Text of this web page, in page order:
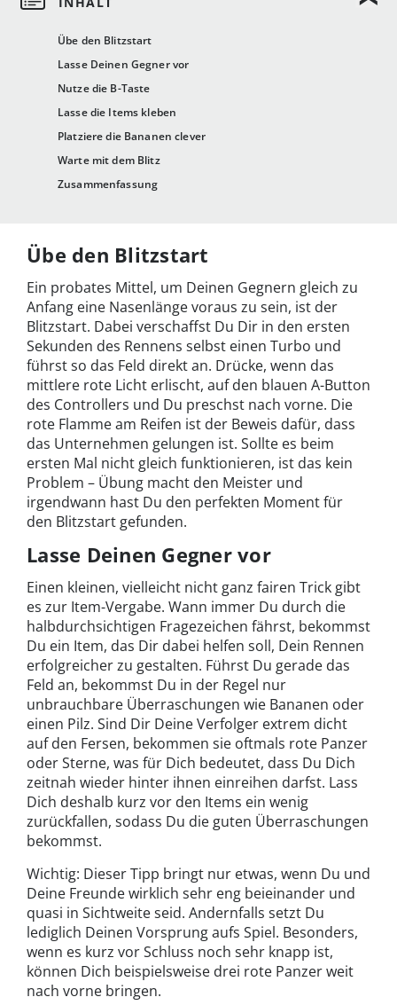
Übe den Blitzstart
Lasse Deinen Gegner vor
Nutze die B-Taste
Lasse die Items kleben
Platziere die Bananen clever
Warte mit dem Blitz
Zusammenfassung
Übe den Blitzstart
Ein probates Mittel, um Deinen Gegnern gleich zu
Anfang eine Nasenlänge voraus zu sein, ist der
Blitzstart. Dabei verschaffst Du Dir in den ersten
Sekunden des Rennens selbst einen Turbo und
führst so das Feld direkt an. Drücke, wenn das
mittlere rote Licht erlischt, auf den blauen A-Button
des Controllers und Du preschst nach vorne. Die
rote Flamme am Reifen ist der Beweis dafür, dass
das Unternehmen gelungen ist. Sollte es beim
ersten Mal nicht gleich funktionieren, ist das kein
Problem – Übung macht den Meister und
irgendwann hast Du den perfekten Moment für
den Blitzstart gefunden.
Lasse Deinen Gegner vor
Einen kleinen, vielleicht nicht ganz fairen Trick gibt
es zur Item-Vergabe. Wann immer Du durch die
halbdurchsichtigen Fragezeichen fährst, bekommst
Du ein Item, das Dir dabei helfen soll, Dein Rennen
erfolgreicher zu gestalten. Führst Du gerade das
Feld an, bekommst Du in der Regel nur
unbrauchbare Überraschungen wie Bananen oder
einen Pilz. Sind Dir Deine Verfolger extrem dicht
auf den Fersen, bekommen sie oftmals rote Panzer
oder Sterne, was für Dich bedeutet, dass Du Dich
zeitnah wieder hinter ihnen einreihen darfst. Lass
Dich deshalb kurz vor den Items ein wenig
zurückfallen, sodass Du die guten Überraschungen
bekommst.
Wichtig: Dieser Tipp bringt nur etwas, wenn Du und
Deine Freunde wirklich sehr eng beieinander und
quasi in Sichtweite seid. Andernfalls setzt Du
lediglich Deinen Vorsprung aufs Spiel. Besonders,
wenn es kurz vor Schluss noch sehr knapp ist,
können Dich beispielsweise drei rote Panzer weit
nach vorne bringen.